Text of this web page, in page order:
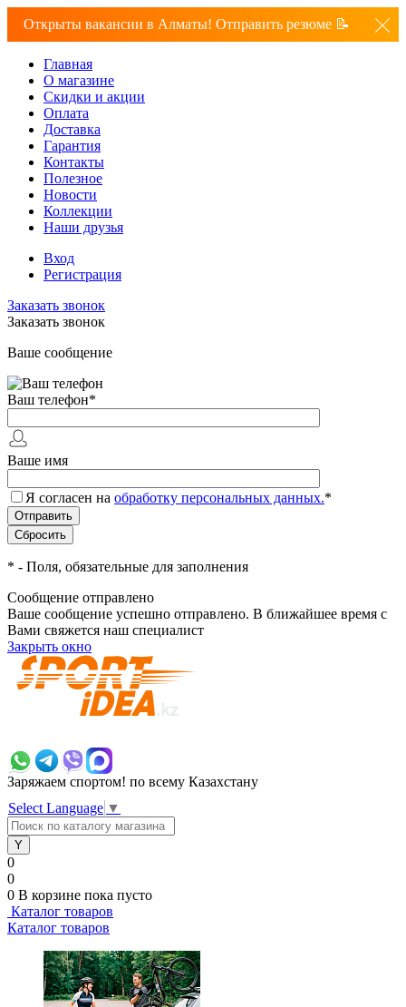
Открыты вакансии в Алматы! Отправить резюме 📝
Главная
О магазине
Скидки и акции
Оплата
Доставка
Гарантия
Контакты
Полезное
Новости
Коллекции
Наши друзья
Вход
Регистрация
Заказать звонок
Заказать звонок
Ваше сообщение
Ваш телефон*
Ваше имя
Я согласен на обработку персональных данных.*
* - Поля, обязательные для заполнения
Сообщение отправлено
Ваше сообщение успешно отправлено. В ближайшее время с
Вами свяжется наш специалист
Закрыть окно
Заряжаем спортом! по всему Казахстану
Select Language ▼
0
0
0 В корзине пока пусто
Каталог товаров
Каталог товаров